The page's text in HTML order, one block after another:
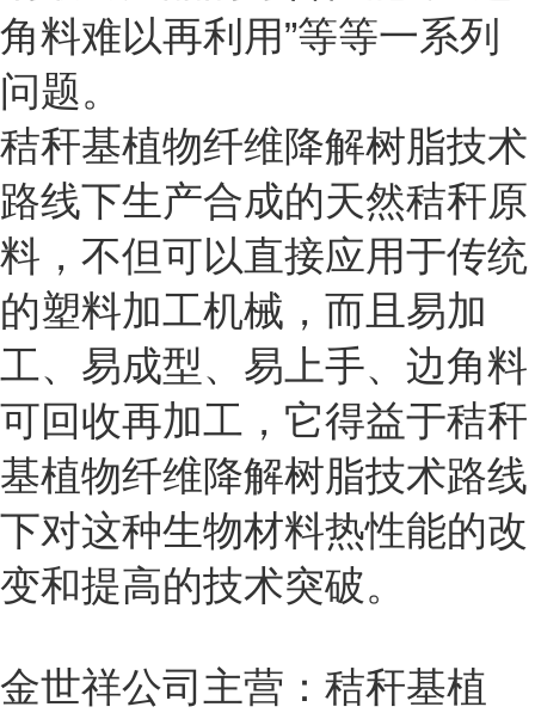
角料难以再利用”等等一系列
问题。
秸秆基植物纤维降解树脂技术
路线下生产合成的天然秸秆原
料，不但可以直接应用于传统
的塑料加工机械，而且易加
工、易成型、易上手、边角料
可回收再加工，它得益于秸秆
基植物纤维降解树脂技术路线
下对这种生物材料热性能的改
变和提高的技术突破。
金世祥公司主营：秸秆基植